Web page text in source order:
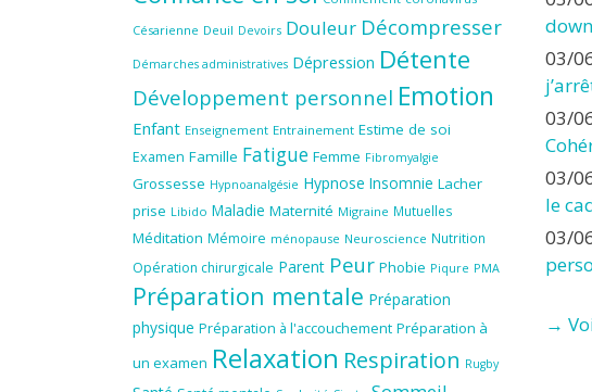
Césarienne Deuil Devoirs Douleur Décompresser
Démarches administratives Dépression Détente
Développement personnel Emotion
Enfant Enseignement Entrainement Estime de soi
Examen Famille Fatigue Femme Fibromyalgie
Grossesse Hypnoanalgésie Hypnose Insomnie Lacher
prise Libido Maladie Maternité Migraine Mutuelles
Méditation Mémoire ménopause Neuroscience Nutrition
Opération chirurgicale Parent Peur Phobie Piqure PMA
Préparation mentale Préparation
physique Préparation à l'accouchement Préparation à
un examen Relaxation Respiration Rugby
down
03/
03/
03/
le
03/
→